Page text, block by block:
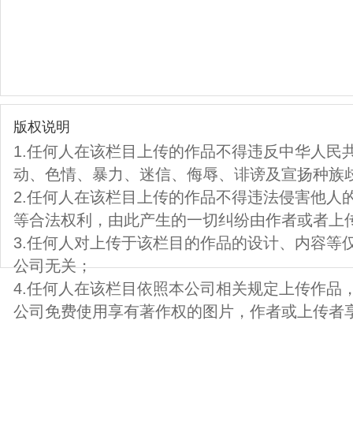
版权说明
1.任何人在该栏目上传的作品不得违反中华人民
动、色情、暴力、迷信、侮辱、诽谤及宣扬种族
2.任何人在该栏目上传的作品不得违法侵害他人
等合法权利，由此产生的一切纠纷由作者或者上
3.任何人对上传于该栏目的作品的设计、内容等
公司无关；
4.任何人在该栏目依照本公司相关规定上传作品
公司免费使用享有著作权的图片，作者或上传者